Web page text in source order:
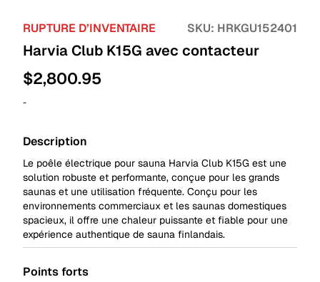
RUPTURE D’INVENTAIRE SKU: HRKGU152401
Harvia Club K15G avec contacteur
$2,800.95
-
Description
Le poêle électrique pour sauna Harvia Club K15G est une
solution robuste et performante, conçue pour les grands
saunas et une utilisation fréquente. Conçu pour les
environnements commerciaux et les saunas domestiques
spacieux, il offre une chaleur puissante et fiable pour une
expérience authentique de sauna finlandais.
Points forts